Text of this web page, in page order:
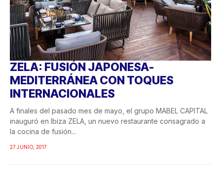
ZELA: FUSIÓN JAPONESA-
MEDITERRÁNEA CON TOQUES
INTERNACIONALES
A finales del pasado mes de mayo, el grupo MABEL CAPITAL
inauguró en Ibiza ZELA, un nuevo restaurante consagrado a
la cocina de fusión...
27 JUNIO, 2017